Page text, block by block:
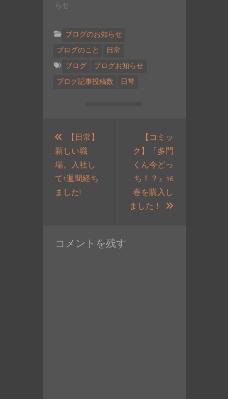
らせ
ブログのお知らせ
ブログのこと 日常
ブログ ブログお知らせ
ブログ記事投稿数 日常
【日常】
新しい職
場。入社し
て1週間経ち
ました!過
稿:
【コミッ
ク】『多門
くん今どっ
ち！？』16
巻を購入し
ました！
次
コメントを残す